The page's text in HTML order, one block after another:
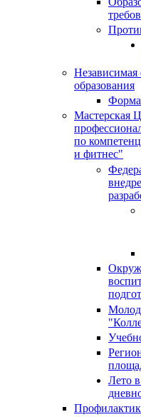
Независимая
образования
Форма
Мастерская
по
и фитнес"
Лето